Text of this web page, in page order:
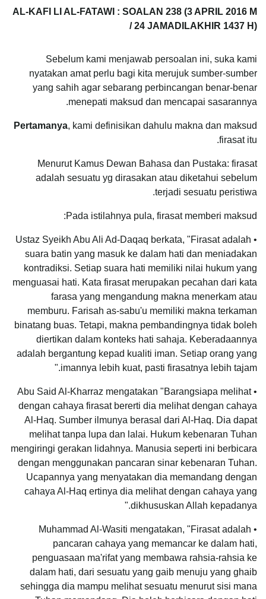
AL-KAFI LI AL-FATAWI : SOALAN 238 (3 APRIL 2016 M
/ 24 JAMADILAKHIR 1437 H)
Sebelum kami menjawab persoalan ini, suka kami
nyatakan amat perlu bagi kita merujuk sumber-sumber
yang sahih agar sebarang perbincangan benar-benar
menepati maksud dan mencapai sasarannya.
Pertamanya, kami definisikan dahulu makna dan maksud
firasat itu.
Menurut Kamus Dewan Bahasa dan Pustaka: firasat
adalah sesuatu yg dirasakan atau diketahui sebelum
terjadi sesuatu peristiwa.
Pada istilahnya pula, firasat memberi maksud:
• Ustaz Syeikh Abu Ali Ad-Daqaq berkata, "Firasat adalah
suara batin yang masuk ke dalam hati dan meniadakan
kontradiksi. Setiap suara hati memiliki nilai hukum yang
menguasai hati. Kata firasat merupakan pecahan dari kata
farasa yang mengandung makna menerkam atau
memburu. Farisah as-sabu'u memiliki makna terkaman
binatang buas. Tetapi, makna pembandingnya tidak boleh
diertikan dalam konteks hati sahaja. Keberadaannya
adalah bergantung kepad kualiti iman. Setiap orang yang
imannya lebih kuat, pasti firasatnya lebih tajam."
• Abu Said Al-Kharraz mengatakan "Barangsiapa melihat
dengan cahaya firasat bererti dia melihat dengan cahaya
Al-Haq. Sumber ilmunya berasal dari Al-Haq. Dia dapat
melihat tanpa lupa dan lalai. Hukum kebenaran Tuhan
mengiringi gerakan lidahnya. Manusia seperti ini berbicara
dengan menggunakan pancaran sinar kebenaran Tuhan.
Ucapannya yang menyatakan dia memandang dengan
cahaya Al-Haq ertinya dia melihat dengan cahaya yang
dikhususkan Allah kepadanya."
• Muhammad Al-Wasiti mengatakan, "Firasat adalah
pancaran cahaya yang memancar ke dalam hati,
penguasaan ma'rifat yang membawa rahsia-rahsia ke
dalam hati, dari sesuatu yang gaib menuju yang ghaib
sehingga dia mampu melihat sesuatu menurut sisi mana